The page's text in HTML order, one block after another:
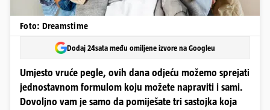
Foto: Dreamstime
Dodaj 24sata među omiljene izvore na Googleu
Umjesto vruće pegle, ovih dana odjeću možemo sprejati
jednostavnom formulom koju možete napraviti i sami.
Dovoljno vam je samo da pomiješate tri sastojka koja